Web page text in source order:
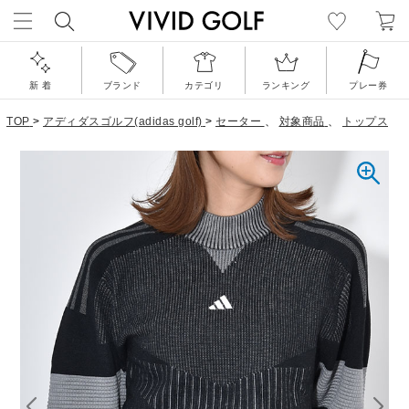
新 着 ブランド カテゴリ ランキング プレー券
TOP > アディダスゴルフ(adidas golf) > セーター 、 対象商品 、 トップス